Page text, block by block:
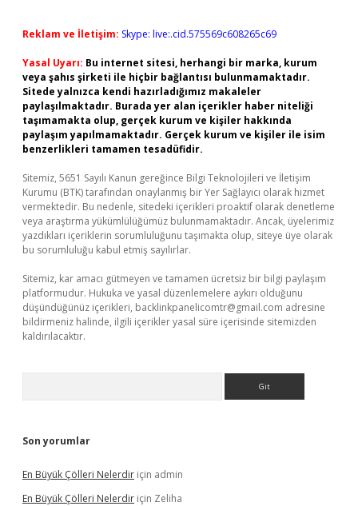
Reklam ve İletişim: Skype: live:.cid.575569c608265c69
Yasal Uyarı: Bu internet sitesi, herhangi bir marka, kurum
veya şahıs şirketi ile hiçbir bağlantısı bulunmamaktadır.
Sitede yalnızca kendi hazırladığımız makaleler
paylaşılmaktadır. Burada yer alan içerikler haber niteliği
taşımamakta olup, gerçek kurum ve kişiler hakkında
paylaşım yapılmamaktadır. Gerçek kurum ve kişiler ile isim
benzerlikleri tamamen tesadüfidir.
Sitemiz, 5651 Sayılı Kanun gereğince Bilgi Teknolojileri ve İletişim
Kurumu (BTK) tarafından onaylanmış bir Yer Sağlayıcı olarak hizmet
vermektedir. Bu nedenle, sitedeki içerikleri proaktif olarak denetleme
veya araştırma yükümlülüğümüz bulunmamaktadır. Ancak, üyelerimiz
yazdıkları içeriklerin sorumluluğunu taşımakta olup, siteye üye olarak
bu sorumluluğu kabul etmiş sayılırlar.
Sitemiz, kar amacı gütmeyen ve tamamen ücretsiz bir bilgi paylaşım
platformudur. Hukuka ve yasal düzenlemelere aykırı olduğunu
düşündüğünüz içerikleri, backlinkpanelicomtr@gmail.com adresine
bildirmeniz halinde, ilgili içerikler yasal süre içerisinde sitemizden
kaldırılacaktır.
Son yorumlar
En Büyük Çölleri Nelerdir için admin
En Büyük Çölleri Nelerdir için Zeliha